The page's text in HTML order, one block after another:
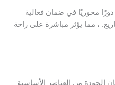
محوريًا في ضمان فعالية
، مما يؤثر مباشرة على راحة
الجودة من العناصر الأساسية